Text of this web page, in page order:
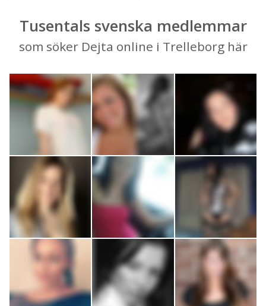
Tusentals svenska medlemmar
som söker Dejta online i Trelleborg här